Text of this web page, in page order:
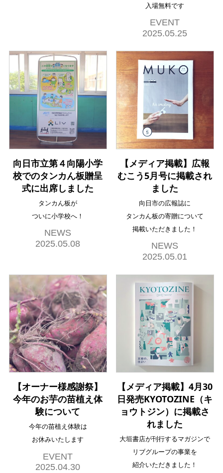
入場無料です
EVENT
2025.05.25
向日市立第４向陽小学
校でのタンカん板贈呈
式に出席しました
タンカん板が
ついに小学校へ！
NEWS
2025.05.08
【メディア掲載】広報
むこう5月号に掲載され
ました
向日市の広報誌に
タンカん板の寄贈について
掲載いただきました！
NEWS
2025.05.01
【オーナー様感謝祭】
今年のお芋の苗植え体
験について
今年の苗植え体験は
お休みいたします
EVENT
2025.04.30
【メディア掲載】4月30
日発売KYOTOZINE（キ
ョウトジン）に掲載さ
れました
大垣書店が刊行するマガジンで
リブグループの事業を
紹介いただきました！